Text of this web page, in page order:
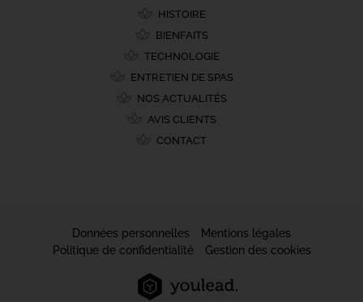
HISTOIRE
BIENFAITS
TECHNOLOGIE
ENTRETIEN DE SPAS
NOS ACTUALITÉS
AVIS CLIENTS
CONTACT
Données personnelles
Mentions légales
Politique de confidentialité
Gestion des cookies